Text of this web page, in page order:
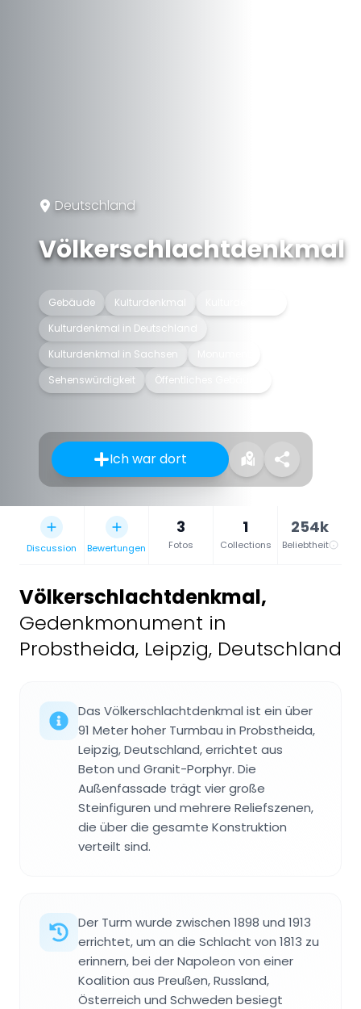
Deutschland
Völkerschlachtdenkmal
Gebäude Kulturdenkmal
Kulturdenkmal in Deutschland
Kulturdenkmal in Sachsen
Sehenswürdigkeit
Öffentliches Gebäude
Ich war dort
Discussion Bewertungen
3
Fotos
1
Collections
254k
Beliebtheit
Völkerschlachtdenkmal,
Gedenkmonument in
Probstheida, Leipzig, Deutschland
Das Völkerschlachtdenkmal ist ein über
91 Meter hoher Turmbau in Probstheida,
Leipzig, Deutschland, errichtet aus
Beton und Granit-Porphyr. Die
Außenfassade trägt vier große
Steinfiguren und mehrere Reliefszenen,
die über die gesamte Konstruktion
verteilt sind.
Der Turm wurde zwischen 1898 und 1913
errichtet, um an die Schlacht von 1813 zu
erinnern, bei der Napoleon von einer
Koalition aus Preußen, Russland,
Österreich und Schweden besiegt